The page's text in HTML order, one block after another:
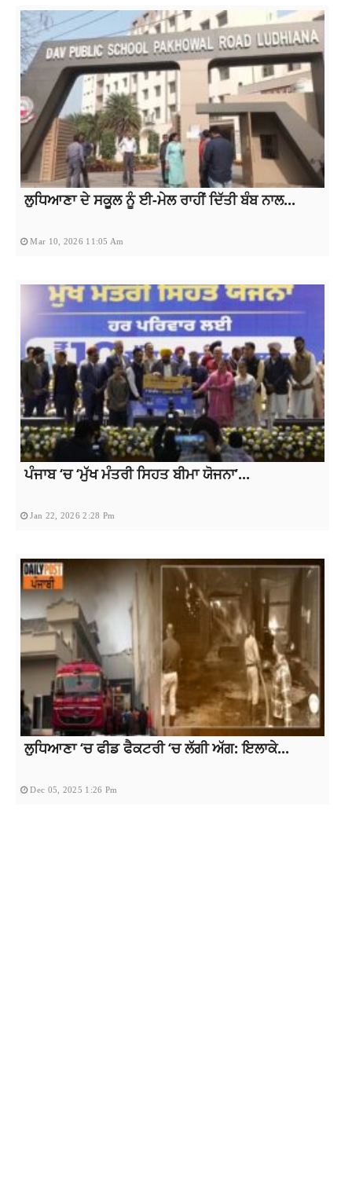
ਲੁਧਿਆਣਾ ਦੇ ਸਕੂਲ ਨੂੰ ਈ-ਮੇਲ ਰਾਹੀਂ ਦਿੱਤੀ ਬੰਬ ਨਾਲ...
Mar 10, 2026 11:05 Am
ਪੰਜਾਬ ‘ਚ ‘ਮੁੱਖ ਮੰਤਰੀ ਸਿਹਤ ਬੀਮਾ ਯੋਜਨਾ’...
Jan 22, 2026 2:28 Pm
ਲੁਧਿਆਣਾ ‘ਚ ਫੀਡ ਫੈਕਟਰੀ ‘ਚ ਲੱਗੀ ਅੱਗ: ਇਲਾਕੇ...
Dec 05, 2025 1:26 Pm